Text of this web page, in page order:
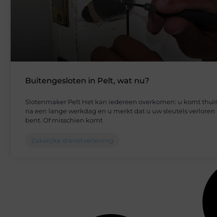
Buitengesloten in Pelt, wat nu?
Slotenmaker Pelt Het kan iedereen overkomen: u komt
na een lange werkdag en u merkt dat u uw sleutels verloren
bent. Of misschien komt
Zakelijke dienstverlening